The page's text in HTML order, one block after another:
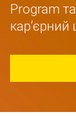
Program
карʼєрний